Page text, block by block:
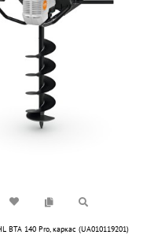
BTA 140 Pro, каркас (UA010119201)